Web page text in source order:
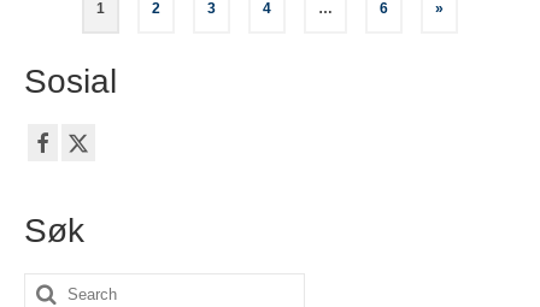
1 2 3 4 … 6 »
Sosial
Søk
Search